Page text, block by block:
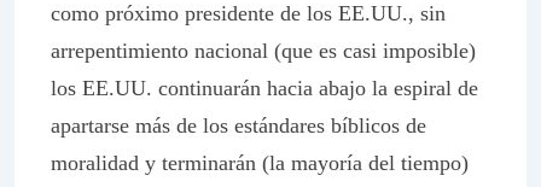
como próximo presidente de los EE.UU., sin
arrepentimiento nacional (que es casi imposible)
los EE.UU. continuarán hacia abajo la espiral de
apartarse más de los estándares bíblicos de
moralidad y terminarán (la mayoría del tiempo)